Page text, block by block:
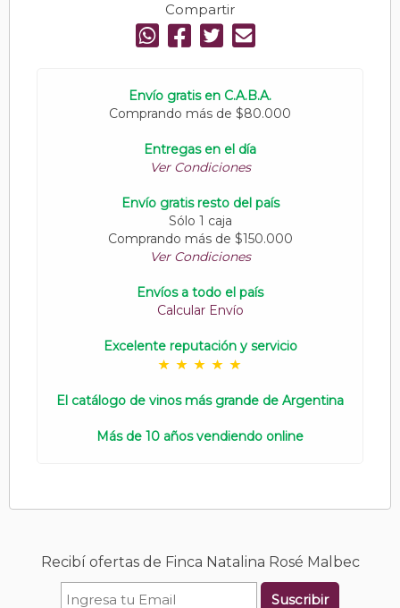
Compartir
Envío gratis en C.A.B.A.
Comprando más de $80.000
Entregas en el día
Ver Condiciones
Envío gratis resto del país
Sólo 1 caja
Comprando más de $150.000
Ver Condiciones
Envíos a todo el país
Calcular Envío
Excelente reputación y servicio
El catálogo de vinos más grande de Argentina
Más de 10 años vendiendo online
Recibí ofertas de Finca Natalina Rosé Malbec
Suscribir